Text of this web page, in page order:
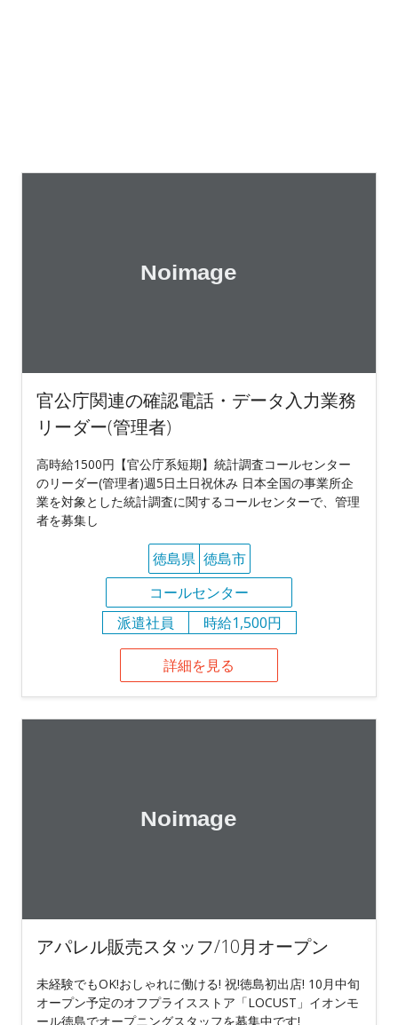
官公庁関連の確認電話・データ入力業務
リーダー(管理者)
高時給1500円【官公庁系短期】統計調査コールセンター
のリーダー(管理者)週5日土日祝休み 日本全国の事業所企
業を対象とした統計調査に関するコールセンターで、管理
者を募集し
徳島県 徳島市
コールセンター
派遣社員
時給1,500円
詳細を見る
アパレル販売スタッフ/10月オープン
未経験でもOK!おしゃれに働ける! 祝!徳島初出店! 10月中旬
オープン予定のオフプライスストア「LOCUST」イオンモ
ール徳島でオープニングスタッフを募集中です!